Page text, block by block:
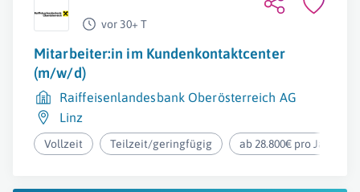
vor 30+ T
Mitarbeiter:in im Kundenkontaktcenter
(m/w/d)
Raiffeisenlandesbank Oberösterreich AG
Linz
Vollzeit Teilzeit/geringfügig ab 28.800€ pro Jahr